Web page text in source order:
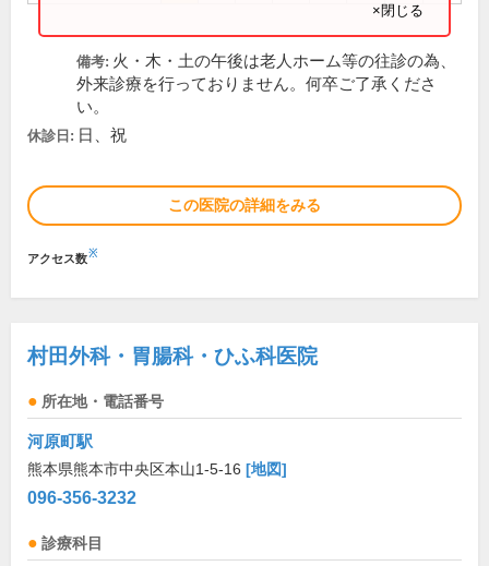
×閉じる
備考: 火・木・土の午後は老人ホーム等の往診の為、
外来診療を行っておりません。何卒ご了承くださ
い。
休診日: 日、祝
この医院の詳細をみる
アクセス数※
村田外科・胃腸科・ひふ科医院
所在地・電話番号
河原町駅
熊本県熊本市中央区本山1-5-16 [地図]
096-356-3232
診療科目